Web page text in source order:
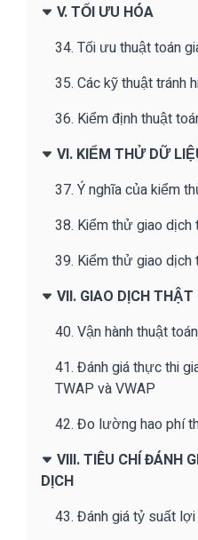
V. TỐI ƯU HÓA
34. Tối ưu thuật toán
35. Các kỹ thuật tránh
36. Kiểm định thuật
VI. KIỂM THỬ DỮ
37. Ý nghĩa của kiểm
38. Kiểm thử giao dịch
39. Kiểm thử giao dịch
VII. GIAO DỊCH THẬT
40. Vận hành thuật
41. Đánh giá thực thi
TWAP và VWAP
42. Đo lường hao phí
VIII. TIÊU CHÍ ĐÁNH
DỊCH
43. Đánh giá tỷ suất lợi